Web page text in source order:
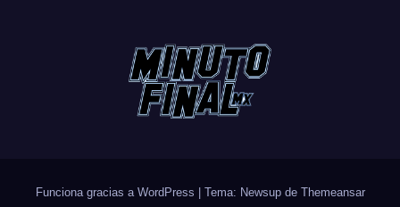
Funciona gracias a WordPress | Tema: Newsup de Themeansar